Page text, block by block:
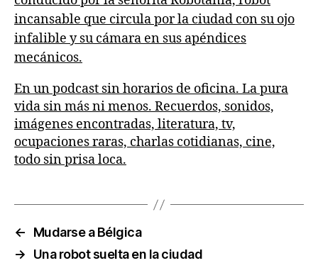
incansable que circula por la ciudad con su ojo
infalible y su cámara en sus apéndices
mecánicos.
En un podcast sin horarios de oficina. La pura
vida sin más ni menos. Recuerdos, sonidos,
imágenes encontradas, literatura, tv,
ocupaciones raras, charlas cotidianas, cine,
todo sin prisa loca.
←
Mudarse a Bélgica
→
Una robot suelta en la ciudad